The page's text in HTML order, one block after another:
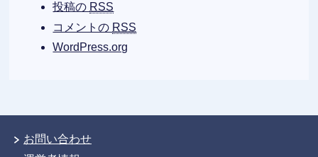
投稿の RSS
コメントの RSS
WordPress.org
お問い合わせ